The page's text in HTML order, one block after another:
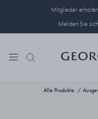
Mitglieder
Melden Sie
Alle Produkte